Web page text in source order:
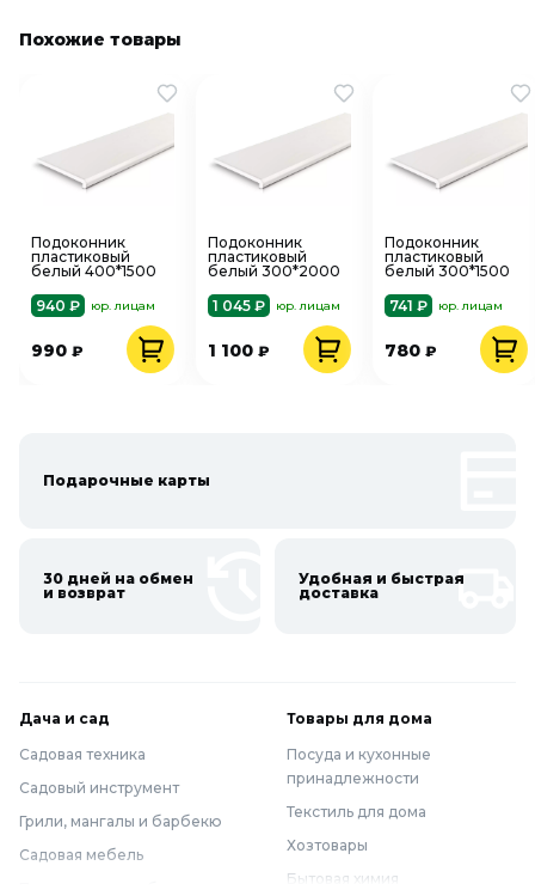
Похожие товары
Подоконник
пластиковый
белый 400*1500
940 ₽
юр. лицам
990 ₽
Подоконник
пластиковый
белый 300*2000
1 045 ₽
юр. лицам
1 100 ₽
Подоконник
пластиковый
белый 300*1500
741 ₽
юр. лицам
780 ₽
Подарочные карты
30 дней на обмен
и возврат
Удобная и быстрая
доставка
Дача и сад
Садовая техника
Садовый инструмент
Грили, мангалы и барбекю
Садовая мебель
Товары для дома
Посуда и кухонные
принадлежности
Текстиль для дома
Хозтовары
Бытовая химия